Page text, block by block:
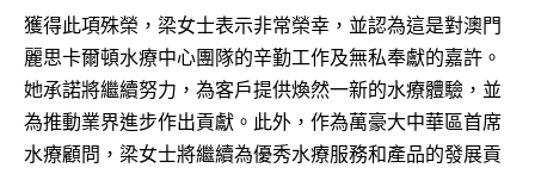
獲得此項殊榮，梁女士表示非常榮幸，並認為這是對澳門
麗思卡爾頓水療中心團隊的辛勤工作及無私奉獻的嘉許。
她承諾將繼續努力，為客戶提供煥然一新的水療體驗，並
為推動業界進步作出貢獻。此外，作為萬豪大中華區首席
水療顧問，梁女士將繼續為優秀水療服務和產品的發展貢